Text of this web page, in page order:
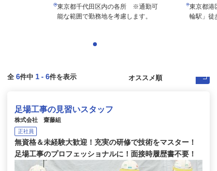
東京都千代田区内の各所 ※通勤可
能な範囲で勤務地を考慮します。
東京都港
輪駅」徒
全 6件中 1 - 6件を表示
足場工事の見習いスタッフ
株式会社 齋藤組
正社員
無資格＆未経験大歓迎！充実の研修で技術をマスター！
足場工事のプロフェッショナルに！面接時履歴書不要！